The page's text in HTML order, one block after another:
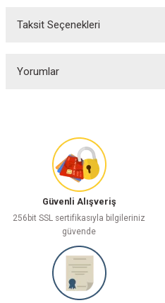
Taksit Seçenekleri
Yorumlar
Bu ürüne ilk
Güvenli Alışveriş
256bit SSL sertifikasıyla bilgileriniz
güvende